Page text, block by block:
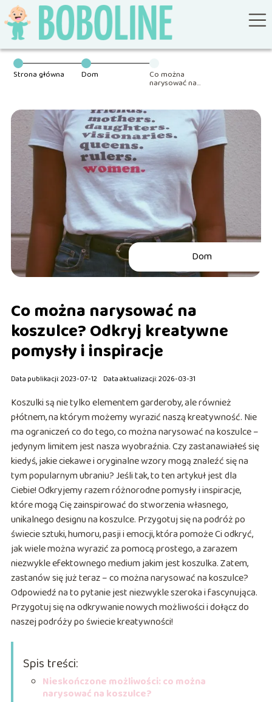
Strona główna Dom Co można
narysować na
pomysły i
inspiracje
Dom
Co można narysować na
koszulce? Odkryj kreatywne
pomysły i inspiracje
Data publikacji: 2023-07-12 Data aktualizacji: 2026-03-31
Koszulki są nie tylko elementem garderoby, ale również
płótnem, na którym możemy wyrazić naszą kreatywność. Nie
ma ograniczeń co do tego, co można narysować na koszulce –
jedynym limitem jest nasza wyobraźnia. Czy zastanawiałeś się
kiedyś, jakie ciekawe i oryginalne wzory mogą znaleźć się na
tym popularnym ubraniu? Jeśli tak, to ten artykuł jest dla
Ciebie! Odkryjemy razem różnorodne pomysły i inspiracje,
które mogą Cię zainspirować do stworzenia własnego,
unikalnego designu na koszulce. Przygotuj się na podróż po
świecie sztuki, humoru, pasji i emocji, która pomoże Ci odkryć,
jak wiele można wyrazić za pomocą prostego, a zarazem
niezwykle efektownego medium jakim jest koszulka. Zatem,
zastanów się już teraz – co można narysować na koszulce?
Odpowiedź na to pytanie jest niezwykle szeroka i fascynująca.
Przygotuj się na odkrywanie nowych możliwości i dołącz do
naszej podróży po świecie kreatywności!
Spis treści:
Nieskończone możliwości: co można
narysować na koszulce?